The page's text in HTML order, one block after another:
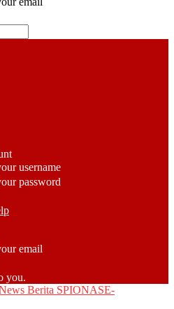
username
password
email
you.
SPIONASE-